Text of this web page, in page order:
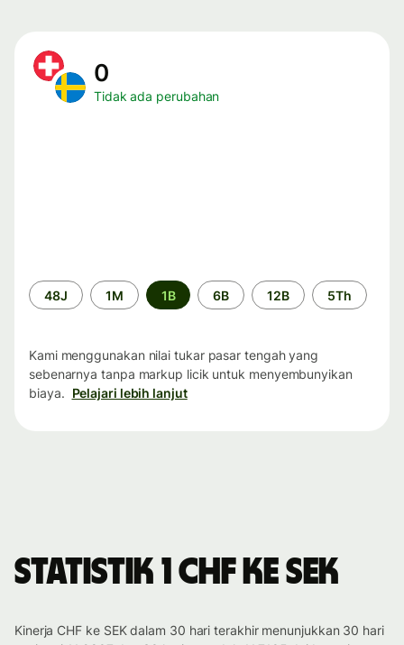
0
Tidak ada perubahan
Periode
waktu
48J 1M 1B 6B 12B 5Th
Kami menggunakan nilai tukar pasar tengah yang
sebenarnya tanpa markup licik untuk menyembunyikan
biaya. Pelajari lebih lanjut
Statistik 1 CHF ke SEK
Kinerja CHF ke SEK dalam 30 hari terakhir menunjukkan 30 hari